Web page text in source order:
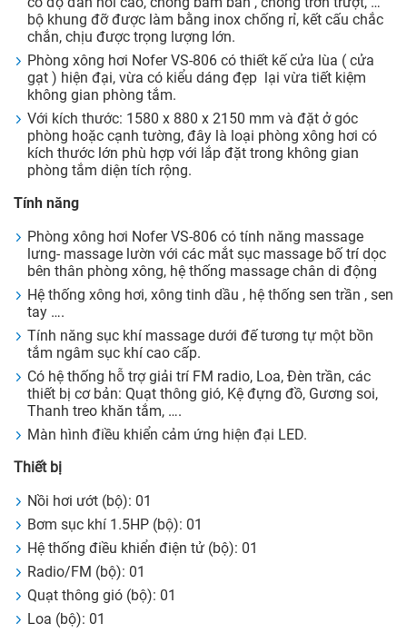
bộ khung đỡ được làm bằng inox chống rỉ, kết cấu chắc
chắn, chịu được trọng lượng lớn.
Phòng xông hơi Nofer VS-806 có thiết kế cửa lùa ( cửa
gạt ) hiện đại, vừa có kiểu dáng đẹp lại vừa tiết kiệm
không gian phòng tắm.
Với kích thước: 1580 x 880 x 2150 mm và đặt ở góc
phòng hoặc cạnh tường, đây là loại phòng xông hơi có
kích thước lớn phù hợp với lắp đặt trong không gian
phòng tắm diện tích rộng.
Tính năng
Phòng xông hơi Nofer VS-806 có tính năng massage
lưng- massage lườn với các mắt sục massage bố trí dọc
bên thân phòng xông, hệ thống massage chân di động
Hệ thống xông hơi, xông tinh dầu , hệ thống sen trần , sen
tay ….
Tính năng sục khí massage dưới đế tương tự một bồn
tắm ngâm sục khí cao cấp.
Có hệ thống hỗ trợ giải trí FM radio, Loa, Đèn trần, các
thiết bị cơ bản: Quạt thông gió, Kệ đựng đồ, Gương soi,
Thanh treo khăn tắm, ….
Màn hình điều khiển cảm ứng hiện đại LED.
Thiết bị
Nồi hơi ướt (bộ): 01
Bơm sục khí 1.5HP (bộ): 01
Hệ thống điều khiển điện tử (bộ): 01
Radio/FM (bộ): 01
Quạt thông gió (bộ): 01
Loa (bộ): 01